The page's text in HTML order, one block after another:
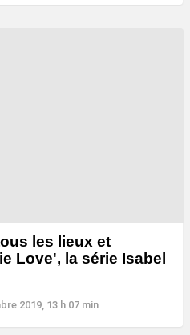
les lieux et
Love', la série Isabel
2019, 13 h 07 min